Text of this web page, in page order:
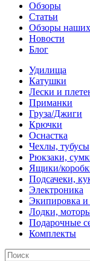
Обзоры
Статьи
Обзоры
Новости
Блог
Удилища
Катушки
Лески и
Приманки
Груза/Джиги
Крючки
Оснастка
Чехлы, тубусы
Рюкзаки,
Ящики/
Подсачеки,
Электроника
Экипировка и
Лодки,
Подарочные
Комплекты